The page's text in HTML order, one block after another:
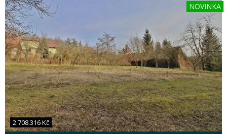
2.708.316 Kč
NOVINKA